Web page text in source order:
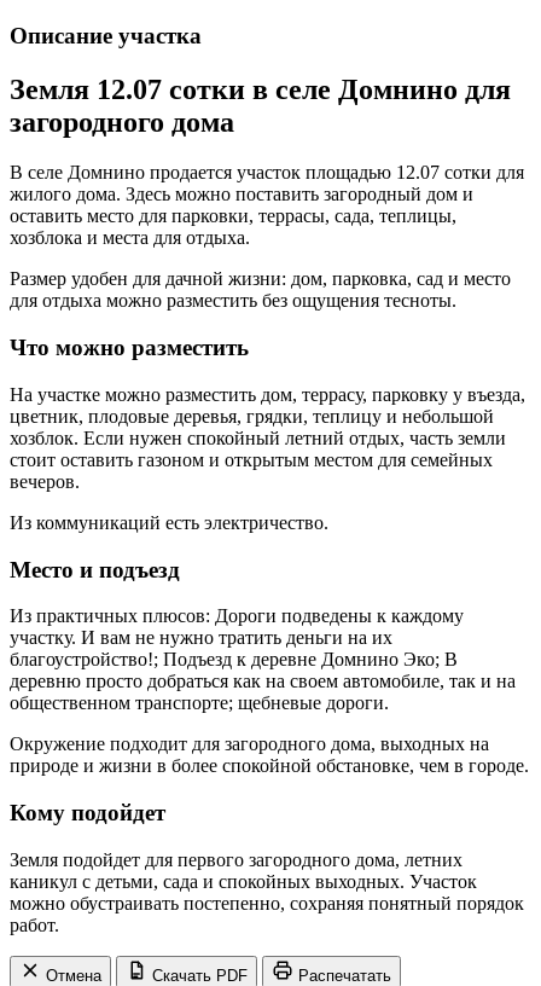
Описание участка
Земля 12.07 сотки в селе Домнино для
загородного дома
В селе Домнино продается участок площадью 12.07 сотки для
жилого дома. Здесь можно поставить загородный дом и
оставить место для парковки, террасы, сада, теплицы,
хозблока и места для отдыха.
Размер удобен для дачной жизни: дом, парковка, сад и место
для отдыха можно разместить без ощущения тесноты.
Что можно разместить
На участке можно разместить дом, террасу, парковку у въезда,
цветник, плодовые деревья, грядки, теплицу и небольшой
хозблок. Если нужен спокойный летний отдых, часть земли
стоит оставить газоном и открытым местом для семейных
вечеров.
Из коммуникаций есть электричество.
Место и подъезд
Из практичных плюсов: Дороги подведены к каждому
участку. И вам не нужно тратить деньги на их
благоустройство!; Подъезд к деревне Домнино Эко; В
деревню просто добраться как на своем автомобиле, так и на
общественном транспорте; щебневые дороги.
Окружение подходит для загородного дома, выходных на
природе и жизни в более спокойной обстановке, чем в городе.
Кому подойдет
Земля подойдет для первого загородного дома, летних
каникул с детьми, сада и спокойных выходных. Участок
можно обустраивать постепенно, сохраняя понятный порядок
работ.
Отмена Скачать PDF Распечатать